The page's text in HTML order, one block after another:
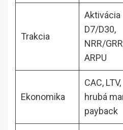
Trakcia
Aktivácia
D7/D30,
NRR/
ARPU
Ekonomika
CAC, LTV,
hrubá
payback